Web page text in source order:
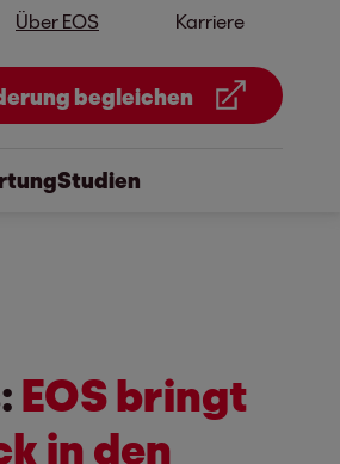
Über EOS Karriere
begleichen
Studien
EOS bringt
in den